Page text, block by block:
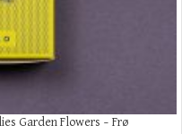
Garden Flowers – Frø